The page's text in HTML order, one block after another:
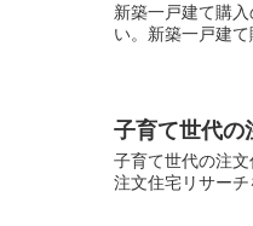
新築一戸建て購
い。新築一戸建
子育て世代の
子育て世代の注
注文住宅リサー